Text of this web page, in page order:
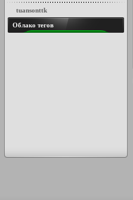
tuansonttk
Облако тегов